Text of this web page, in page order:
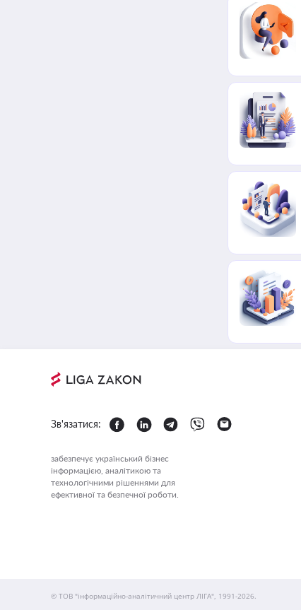
Зв'язатися:
забезпечує український бізнес
інформацією, аналітикою та
технологічними рішеннями для
ефективної та безпечної роботи.
© ТОВ "інформаційно-аналітичний центр ЛІГА", 1991-2026.